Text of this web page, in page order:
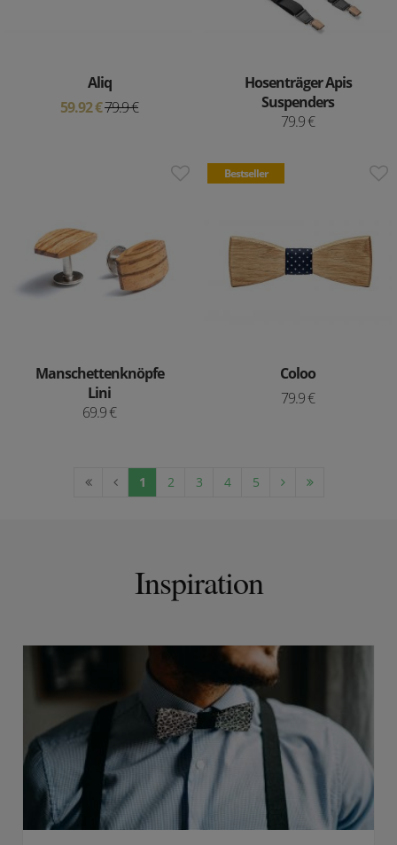
Aliq
59.92 €79.9 €
Hosenträger Apis
Suspenders
79.9 €
Manschettenknöpfe
Lini
69.9 €
Bestseller
Coloo
79.9 €
1 2 3 4 5
Inspiration